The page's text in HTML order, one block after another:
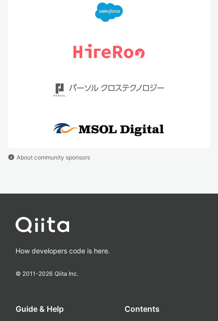
info About community sponsors
How developers code is here.
© 2011-2026 Qiita Inc.
Guide & Help Contents